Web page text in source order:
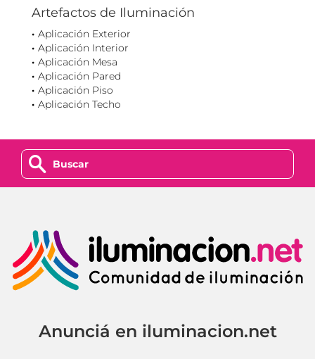
Artefactos de Iluminación
Aplicación Exterior
Aplicación Interior
Aplicación Mesa
Aplicación Pared
Aplicación Piso
Aplicación Techo
z
Anunciá en iluminacion.net